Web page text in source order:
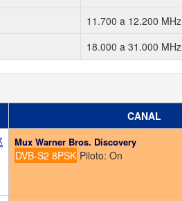
11.700 a 12.200 MHz
18.000 a 31.000 MHz
CANAL
Mux Warner Bros. Discovery
DVB-S2 8PSK Piloto: On